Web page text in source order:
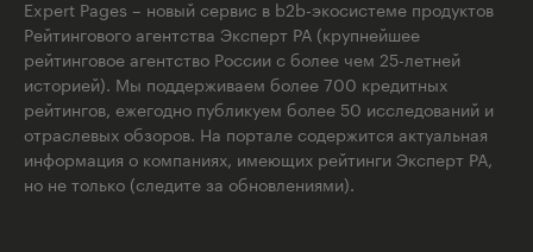
Expert Pages – новый сервис в b2b-экосистеме продуктов
Рейтингового агентства Эксперт РА (крупнейшее
рейтинговое агентство России с более чем 25-летней
историей). Мы поддерживаем более 700 кредитных
рейтингов, ежегодно публикуем более 50 исследований и
отраслевых обзоров. На портале содержится актуальная
информация о компаниях, имеющих рейтинги Эксперт РА,
но не только (следите за обновлениями).